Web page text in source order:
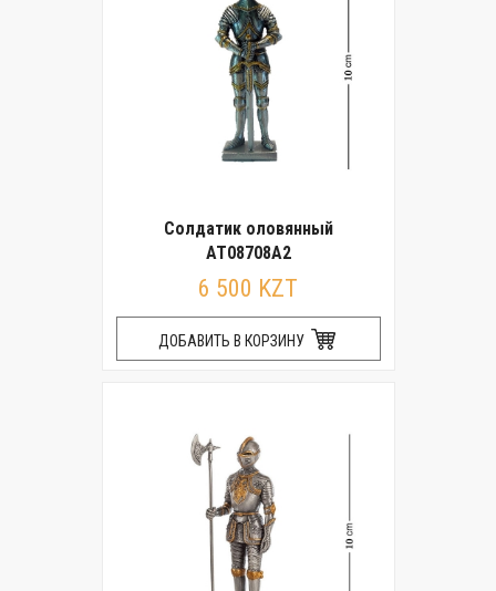
Солдатик оловянный
AT08708A2
6 500 KZT
ДОБАВИТЬ В КОРЗИНУ